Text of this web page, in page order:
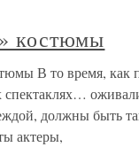
костюмы
В то время, как
должны быть
актеры,